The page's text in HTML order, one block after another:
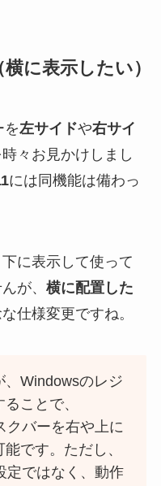
に表示したい）
を左サイドや右サイ
々お見かけしまし
には同機能は備わっ
に表示して使って
が、 横に配置した
仕様変更ですね。
、Windowsのレジ
ことで、
クバーを右や上に
です。ただし、
定ではなく、動作